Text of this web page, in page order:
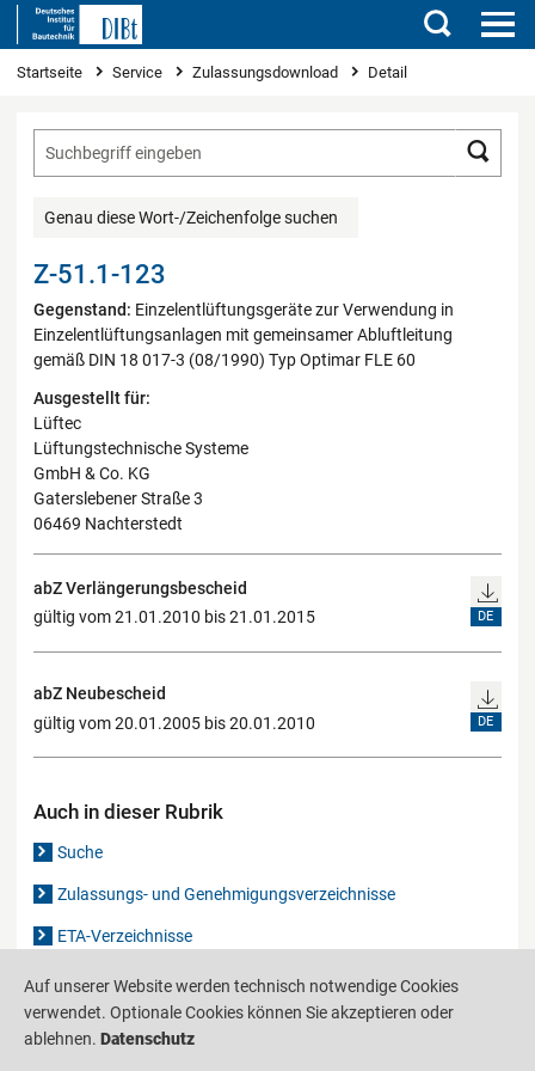
Suchen
Sie sind hier
Startseite Service Zulassungsdownload Detail
Genau diese Wort-/Zeichenfolge suchen
Z-51.1-123
Gegenstand: Einzelentlüftungsgeräte zur Verwendung in
Einzelentlüftungsanlagen mit gemeinsamer Abluftleitung
gemäß DIN 18 017-3 (08/1990) Typ Optimar FLE 60
Ausgestellt für:
Lüftec
Lüftungstechnische Systeme
GmbH & Co. KG
Gaterslebener Straße 3
06469 Nachterstedt
abZ Verlängerungsbescheid
gültig vom 21.01.2010 bis 21.01.2015
DE
abZ Neubescheid
gültig vom 20.01.2005 bis 20.01.2010
DE
Auch in dieser Rubrik
Suche
Zulassungs- und Genehmigungsverzeichnisse
ETA-Verzeichnisse
Gutachten-Verzeichnis
Auf unserer Website werden technisch notwendige Cookies
verwendet. Optionale Cookies können Sie akzeptieren oder
ablehnen. Datenschutz